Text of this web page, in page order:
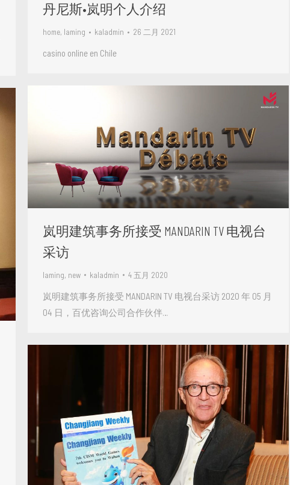
丹尼斯•岚明个人介绍
home, laming kaladmin 26 二月 2021
casino online en Chile
岚明建筑事务所接受 MANDARIN TV 电视台
采访
laming, new kaladmin 4 五月 2020
岚明建筑事务所接受 MANDARIN TV 电视台采访 2020 年 05 月
04 日，百优咨询公司合作伙伴…